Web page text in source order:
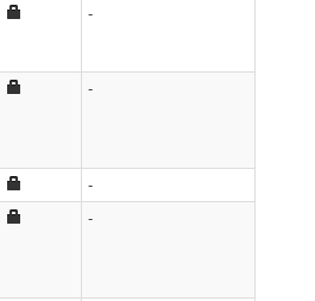
-
-
-
-